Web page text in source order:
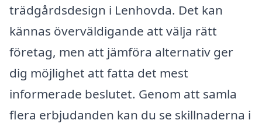
trädgårdsdesign i Lenhovda. Det kan
kännas överväldigande att välja rätt
företag, men att jämföra alternativ ger
dig möjlighet att fatta det mest
informerade beslutet. Genom att samla
flera erbjudanden kan du se skillnaderna i